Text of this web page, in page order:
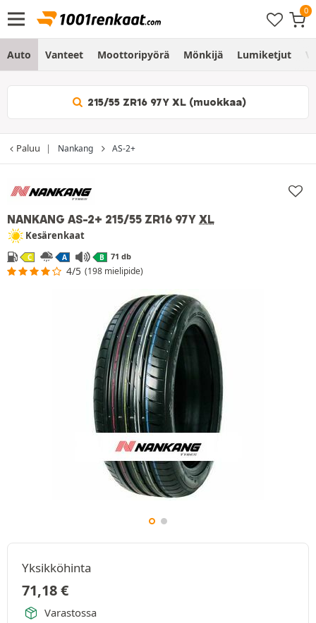
Auto Vanteet Moottoripyörä Mönkijä Lumiketjut
215/55 ZR16 97Y XL (muokkaa)
Paluu Nankang AS-2+
NANKANG AS-2+ 215/55 ZR16 97Y XL
Kesärenkaat
C A B 71 db
4/5 (198 mielipide)
Yksikköhinta
71,18€
Varastossa